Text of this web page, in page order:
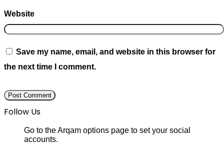
Website
Save my name, email, and website in this browser for
the next time I comment.
Follow Us
Go to the Arqam options page to set your social
accounts.